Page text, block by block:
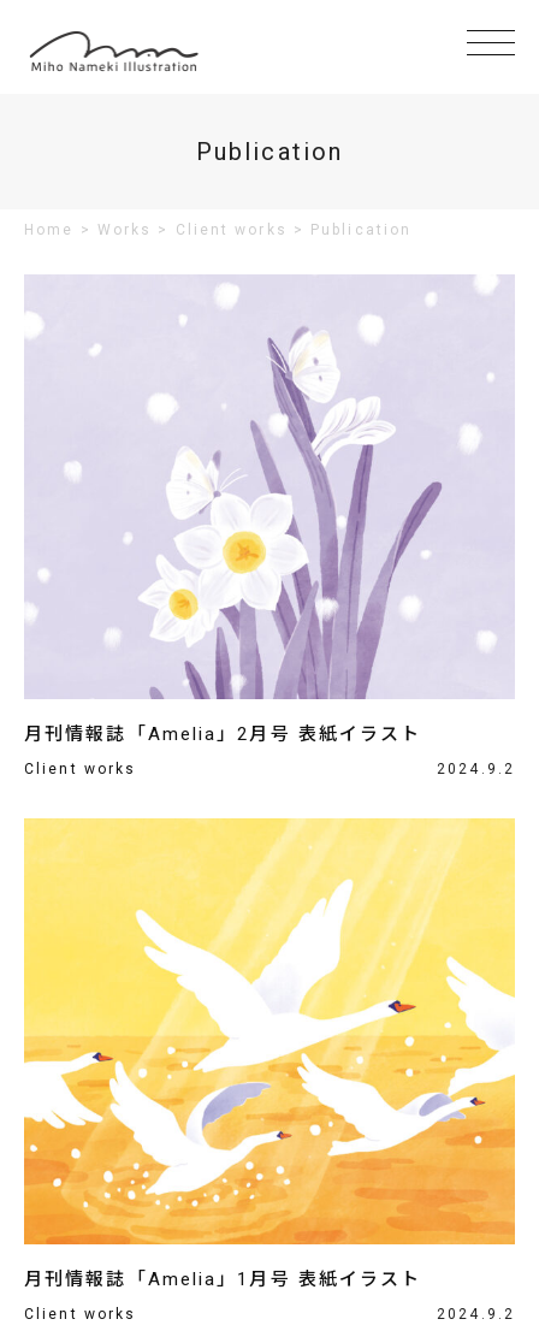
Publication
Home > Works > Client works > Publication
月刊情報誌「Amelia」2月号 表紙イラスト
Client works 2024.9.2
月刊情報誌「Amelia」1月号 表紙イラスト
Client works 2024.9.2